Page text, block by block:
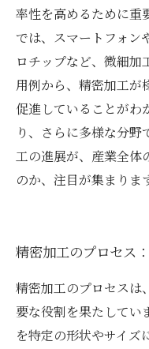
率性を高めるために重
では、スマートフォン
ロチップなど、微細加
用例から、精密加工が
促進していることがわ
り、さらに多様な分
工の進展が、産業全体
のか、注目が集まりま
精密加工のプロセス
精密加工のプロセスは
要な役割を果たしてい
を特定の形状やサイズ